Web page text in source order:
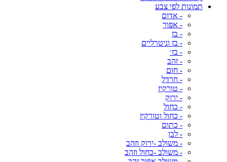
תמונות לפי צבע
- אדום
- אפור
- בז
- בז וניטרליים
- בז׳
- זהב
- חום
- חרדל
- טורקיז
- ירוק
- כחול
- כחול וטורקיז
- כתום
- לבן
- משולב -ירוק וזהב
- משולב -כחול וזהב